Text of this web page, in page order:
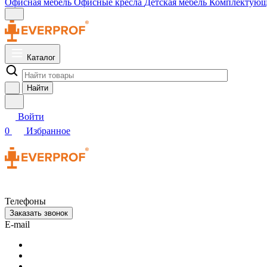
Офисная мебель Офисные кресла Детская мебель
Каталог
Найти
Войти
0
Избранное
Телефоны
Заказать звонок
E-mail